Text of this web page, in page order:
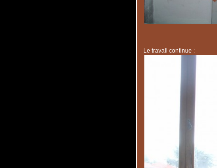
Le travail continue :